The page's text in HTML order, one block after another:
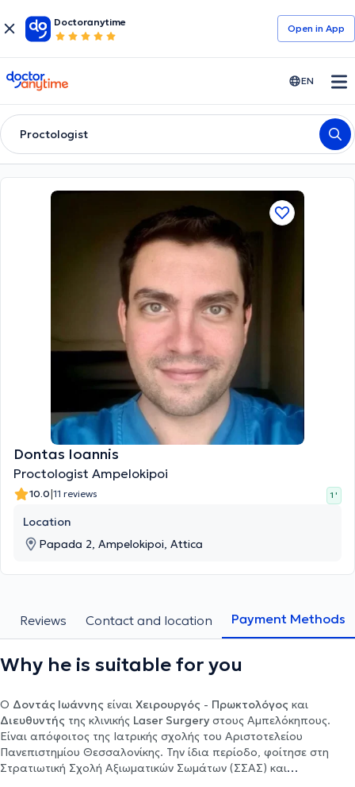
Doctoranytime
Open in Αpp
doctoranytime EN
Proctologist
Dontas Ioannis
Proctologist Ampelokipoi
10.0|11 reviews 1 '
Location
Papada 2, Ampelokipoi, Attica
Reviews Contact and location Payment Methods
Why he is suitable for you
Ο Δοντάς Ιωάννης είναι Χειρουργός - Πρωκτολόγος και
Διευθυντής της κλινικής Laser Surgery στους Αμπελόκηπους.
Είναι απόφοιτος της Ιατρικής σχολής του Αριστοτελείου
Πανεπιστημίου Θεσσαλονίκης. Την ίδια περίοδο, φοίτησε στη
Στρατιωτική Σχολή Αξιωματικών Σωμάτων (ΣΣΑΣ) και